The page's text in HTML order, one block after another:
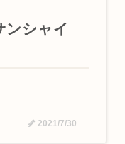
ンシャイ
2021/7/30